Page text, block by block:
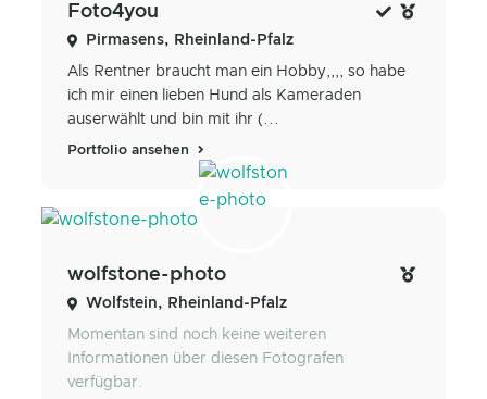
Foto4you
Pirmasens, Rheinland-Pfalz
Als Rentner braucht man ein Hobby,,,, so habe
ich mir einen lieben Hund als Kameraden
auserwählt und bin mit ihr (...
Portfolio ansehen
wolfstone-photo
Wolfstein, Rheinland-Pfalz
Momentan sind noch keine weiteren
Informationen über diesen Fotografen
verfügbar.